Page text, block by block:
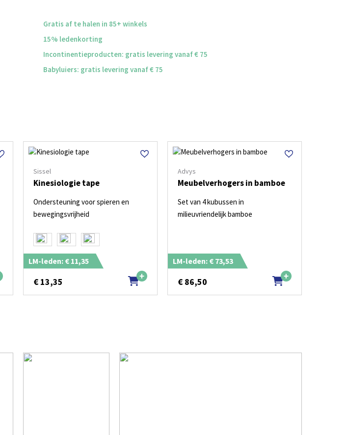
Gratis af te halen in 85+ winkels
15% ledenkorting
Incontinentieproducten: gratis levering vanaf € 75
Babyluiers: gratis levering vanaf € 75
Sissel
Kinesiologie tape
Ondersteuning voor spieren en
bewegingsvrijheid
LM-leden: € 11,35
€ 13,35
Advys
Meubelverhogers in bamboe
Set van 4 kubussen in
milieuvriendelijk bamboe
LM-leden: € 73,53
€ 86,50